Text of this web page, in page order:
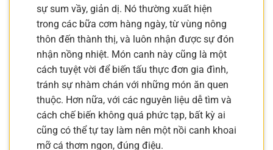
sự sum vầy, giản dị. Nó thường xuất hiện
trong các bữa cơm hàng ngày, từ vùng nông
thôn đến thành thị, và luôn nhận được sự đón
nhận nồng nhiệt. Món canh này cũng là một
cách tuyệt vời để biến tấu thực đơn gia đình,
tránh sự nhàm chán với những món ăn quen
thuộc. Hơn nữa, với các nguyên liệu dễ tìm và
cách chế biến không quá phức tạp, bất kỳ ai
cũng có thể tự tay làm nên một nồi canh khoai
mỡ cá thơm ngon, đúng điệu.